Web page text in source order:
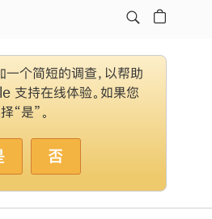
个简短的调查，以帮助
支持在线体验。如果您
“是”。
否